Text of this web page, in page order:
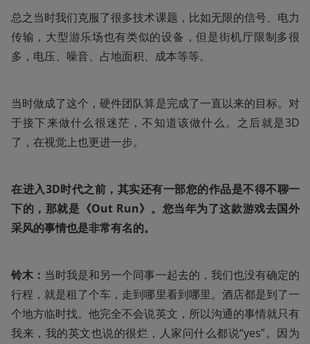
总之当时我们克服了很多技术课题，比如无限的信号、电力
传输，大型游乐场也有类似的设备，但是街机厅限制多很
多，电压、噪音、占地面积、成本等等。
当时做成了这个，硬件团队算是完成了一直以来的目标。对
于接下来做什么很迷茫，不知道该做什么。之后就是3D
了，在视觉上也更进一步。
在进入3D时代之前，其实还有一部您的作品是不得不聊一
下的，那就是《Out Run》。您当年为了这款游戏去国外
采风的事情也是非常有名的。
铃木： 当时我是和另一个同事一起去的，我们也没有确定的
行程，就是租了个车，走到哪里看到哪里。酒店都是到了一
个地方临时找。他完全不会说英文，所以沟通的事情就只有
我来，我的英文也说的很烂，人家问什么都说“yes”。因为